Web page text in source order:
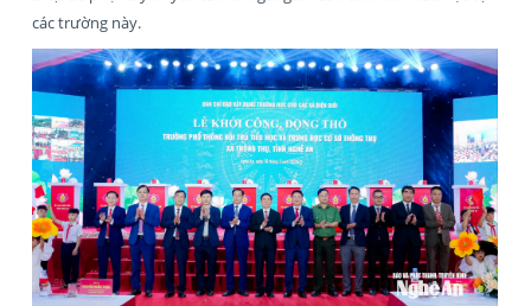
các trường này.